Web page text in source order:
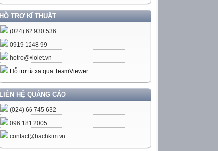
HỖ TRỢ KĨ THUẬT
(024) 62 930 536
0919 1248 99
hotro@violet.vn
Hỗ trợ từ xa qua TeamViewer
LIÊN HỆ QUẢNG CÁO
(024) 66 745 632
096 181 2005
contact@bachkim.vn